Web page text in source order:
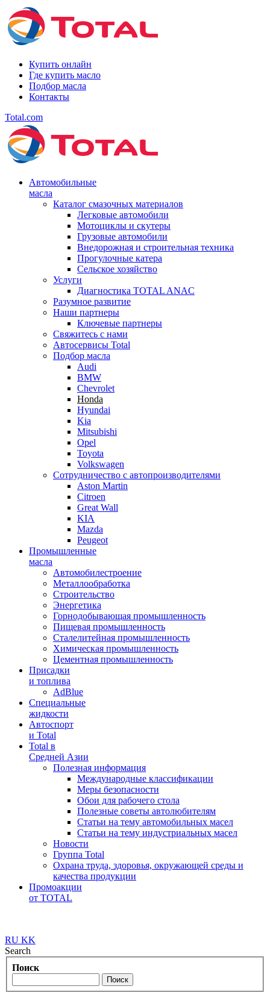
Купить онлайн
Где купить масло
Подбор масла
Контакты
Total.com
Автомобильные
масла
Каталог смазочных материалов
Легковые автомобили
Мотоциклы и скутеры
Грузовые автомобили
Внедорожная и строительная техника
Прогулочные катера
Сельское хозяйство
Услуги
Диагностика TOTAL ANAC
Разумное развитие
Наши партнеры
Ключевые партнеры
Свяжитесь с нами
Автосервисы Total
Подбор масла
Audi
BMW
Chevrolet
Honda
Hyundai
Kia
Mitsubishi
Opel
Toyota
Volkswagen
Сотрудничество с автопроизводителями
Aston Martin
Citroen
Great Wall
KIA
Mazda
Peugeot
Промышленные
масла
Автомобилестроение
Металлообработка
Строительство
Энергетика
Горнодобывающая промышленность
Пищевая промышленность
Сталелитейная промышленность
Химическая промышленность
Цементная промышленность
Присадки
и топлива
AdBlue
Специальные
жидкости
Автоспорт
и Total
Total в
Средней Азии
Полезная информация
Международные классификации
Меры безопасности
Обои для рабочего стола
Полезные советы автолюбителям
Статьи на тему автомобильных масел
Статьи на тему индустриальных масел
Новости
Группа Total
Охрана труда, здоровья, окружающей среды и
качества продукции
Промоакции
от TOTAL
RU KK
Search
Поиск